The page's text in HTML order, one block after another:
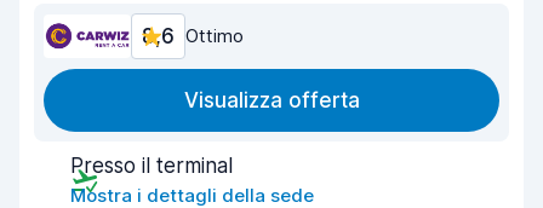
8,6 Ottimo
Visualizza offerta
Presso il terminal
Mostra i dettagli della sede